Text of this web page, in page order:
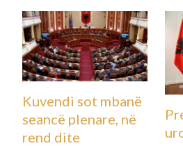
Kuvendi sot mbanë
seancë plenare, në
rend dite